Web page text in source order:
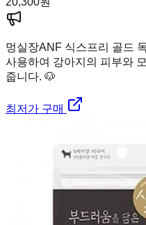
멍실장ANF 식스프리 골드
사용하여 강아지의 피부와
줍니다. 🐶
최저가 구매